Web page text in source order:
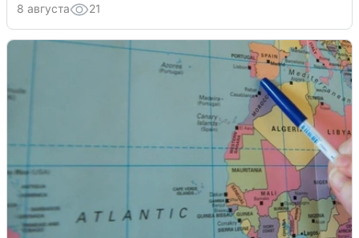
8 августа 21